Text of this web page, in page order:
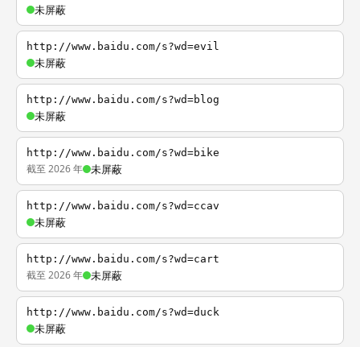
未屏蔽
http://www.baidu.com/s?wd=evil
未屏蔽
http://www.baidu.com/s?wd=blog
未屏蔽
http://www.baidu.com/s?wd=bike
截至 2026 年 未屏蔽
http://www.baidu.com/s?wd=ccav
未屏蔽
http://www.baidu.com/s?wd=cart
截至 2026 年 未屏蔽
http://www.baidu.com/s?wd=duck
未屏蔽